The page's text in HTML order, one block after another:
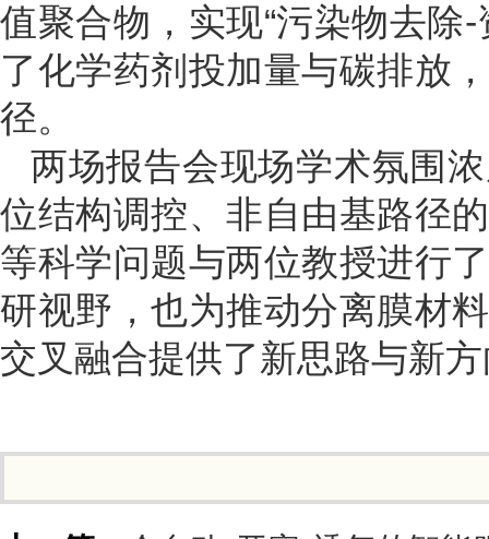
值聚合物，实现“污染物去除
了化学药剂投加量与碳排放
径。
两场报告会现场学术氛围
位结构调控、非自由基路径
等科学问题与两位教授进行
研视野，也为推动分离膜材
交叉融合提供了新思路与新